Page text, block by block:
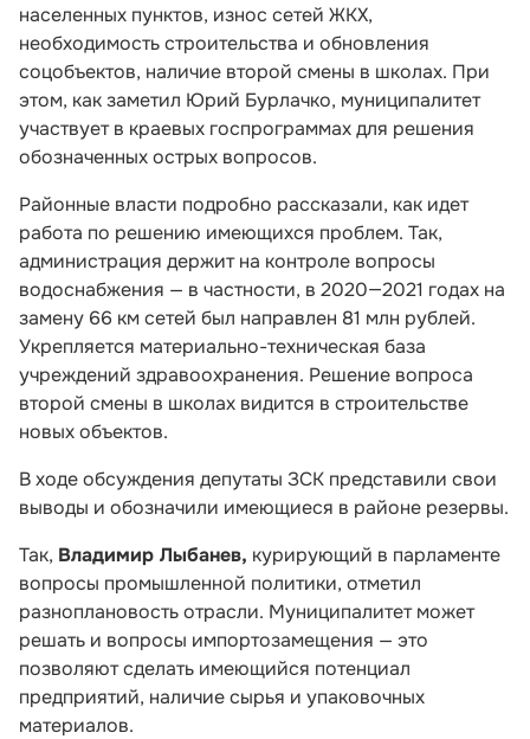
населенных пунктов, износ сетей ЖКХ,
необходимость строительства и обновления
соцобъектов, наличие второй смены в школах. При
этом, как заметил Юрий Бурлачко, муниципалитет
участвует в краевых госпрограммах для решения
обозначенных острых вопросов.
Районные власти подробно рассказали, как идет
работа по решению имеющихся проблем. Так,
администрация держит на контроле вопросы
водоснабжения — в частности, в 2020—2021 годах на
замену 66 км сетей был направлен 81 млн рублей.
Укрепляется материально-техническая база
учреждений здравоохранения. Решение вопроса
второй смены в школах видится в строительстве
новых объектов.
В ходе обсуждения депутаты ЗСК представили свои
выводы и обозначили имеющиеся в районе резервы.
Так, Владимир Лыбанев, курирующий в парламенте
вопросы промышленной политики, отметил
разноплановость отрасли. Муниципалитет может
решать и вопросы импортозамещения — это
позволяют сделать имеющийся потенциал
предприятий, наличие сырья и упаковочных
материалов.